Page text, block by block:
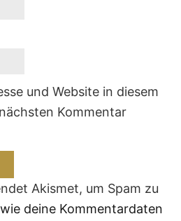
und Website in diesem
Kommentar
Akismet, um Spam zu
deine Kommentardaten